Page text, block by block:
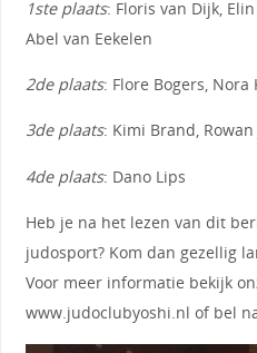
1ste plaats: Floris van Dijk,
Abel van Eekelen
2de plaats: Flore Bogers, Nora
3de plaats: Kimi Brand, Rowan
4de plaats: Dano Lips
Heb je na het lezen van dit
judosport? Kom dan gezellig
Voor meer informatie bekijk
www.judoclubyoshi.nl of bel